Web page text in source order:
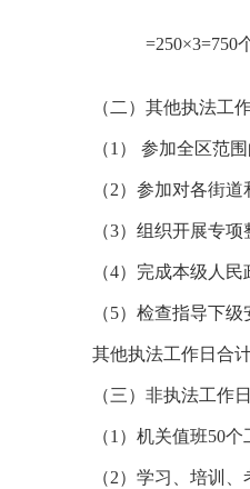
=250×3=750个
（二）其他执法工
（1） 参加全区范
（2）参加对各街
（3）组织开展专
（4）完成本级人
（5）检查指导下
其他执法工作日合
（三）非执法工作
（1）机关值班50个
（2）学习、培训